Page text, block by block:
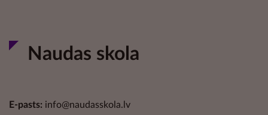
Naudas skola
E-pasts: info@naudasskola.lv